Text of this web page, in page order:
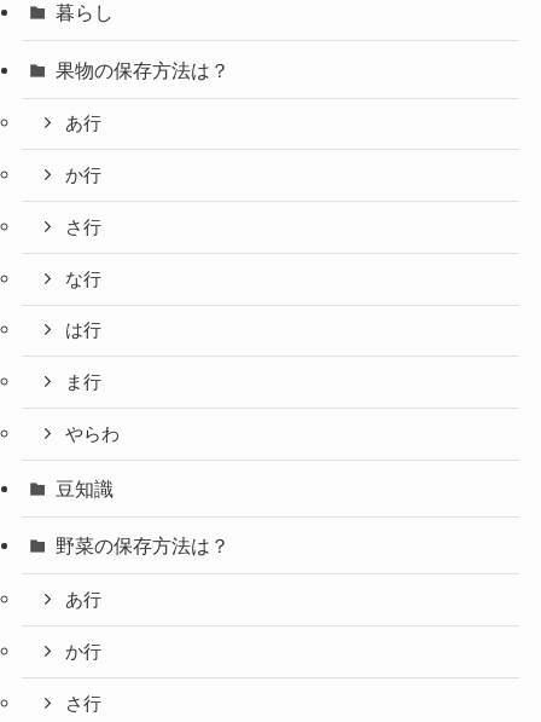
暮らし
果物の保存方法は？
あ行
か行
さ行
な行
は行
ま行
やらわ
豆知識
野菜の保存方法は？
あ行
か行
さ行